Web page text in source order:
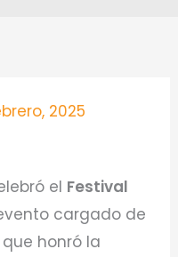
2025
el Festival
cargado de
honró la